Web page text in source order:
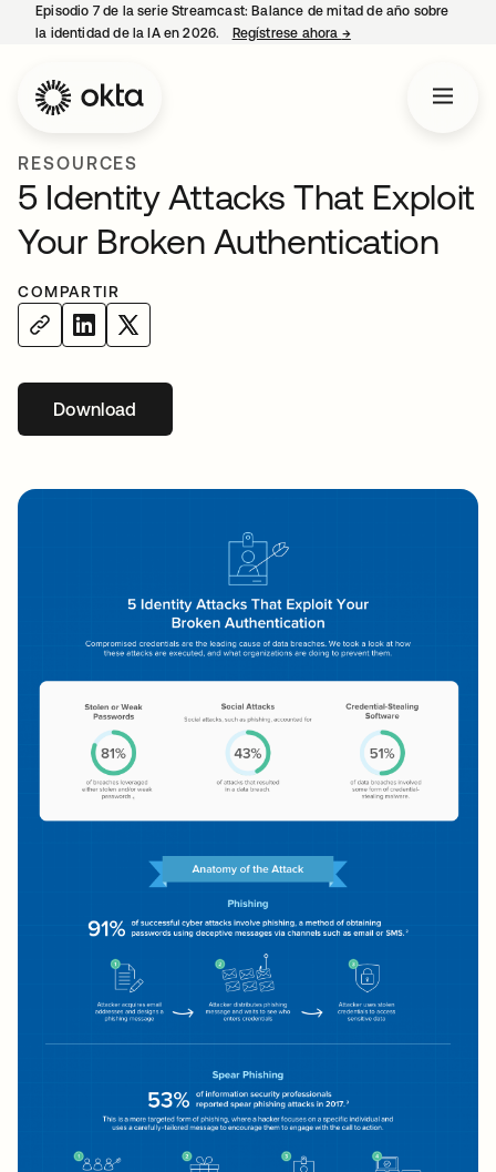
Episodio 7 de la serie Streamcast: Balance de mitad de año sobre
la identidad de la IA en 2026.
Regístrese ahora →se abre en una
RESOURCES
5 Identity Attacks That Exploit
Your Broken Authentication
COMPARTIR
Download